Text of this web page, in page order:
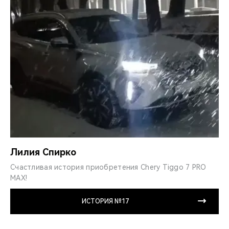
Лилия Спирко
Счастливая история приобретения Chery Tiggo 7 PRO
MAX!
ИСТОРИЯ №17